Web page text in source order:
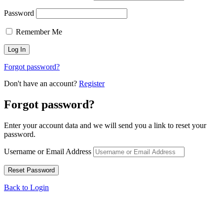
Password
Remember Me
Forgot password?
Don't have an account? Register
Forgot password?
Enter your account data and we will send you a link to reset your
password.
Username or Email Address
Back to Login